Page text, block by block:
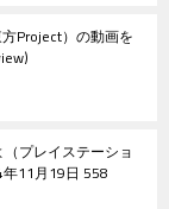
Project）の動画を
プレイステーショ
11月19日 558